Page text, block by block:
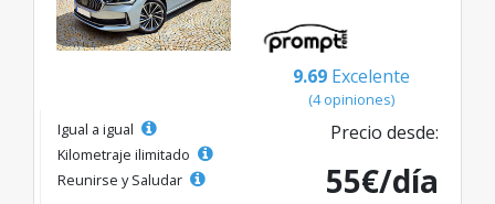
9.69 Excelente
(4 opiniones)
Igual a igual
Kilometraje ilimitado
Reunirse y Saludar
Precio desde:
55€/día